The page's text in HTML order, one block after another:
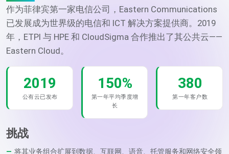
作为菲律宾第一家电信公司，Eastern Communications
已发展成为世界级的电信和 ICT 解决方案提供商。2019
年，ETPI 与 HPE 和 CloudSigma 合作推出了其公共云——
Eastern Cloud。
2019
公有云已发布
150%
第一年平均季度增
长
380
第一年客户数
挑战
将其业务组合扩展到数据、互联网、语音、托管服务和网络安全领